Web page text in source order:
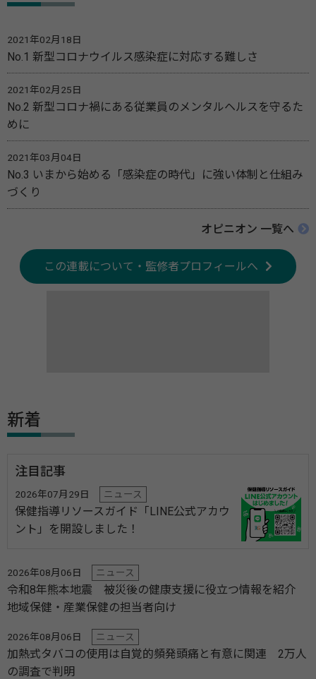
2021年02月18日
No.1 新型コロナウイルス感染症に対応する難しさ
2021年02月25日
No.2 新型コロナ禍にある従業員のメンタルヘルスを守るた
めに
2021年03月04日
No.3 いまから始める「感染症の時代」に強い体制と仕組み
づくり
オピニオン 一覧へ
この連載について・監修者プロフィールへ
新着
注目記事
2026年07月29日 ニュース
保健指導リソースガイド「LINE公式アカウ
ント」を開設しました！
2026年08月06日 ニュース
令和8年熊本地震 被災後の健康支援に役立つ情報を紹介
地域保健・産業保健の担当者向け
2026年08月06日 ニュース
加熱式タバコの使用は自覚的頻発頭痛と有意に関連 2万人
の調査で判明